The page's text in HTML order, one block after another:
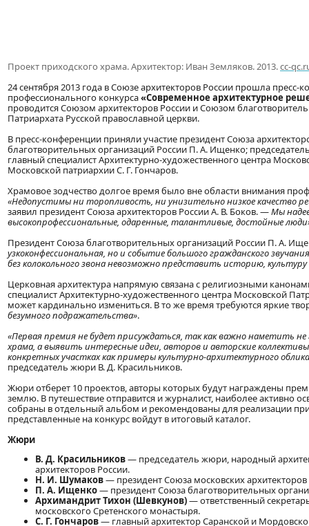
Проект приходского храма. Архитектор: Иван Земляков. 2013.cc-
24 сентября 2013 года в Союзе архитекторов России прошла
профессионального конкурса«Современное архитектурное
проводится Союзом архитекторов России и Союзом
Патриархата Русской православной церкви.
В пресс-конференции приняли участие президент Союза
благотворительных организаций России П. А. Ищенко;
главный специалист Архитектурно-художественного центра
Московской патриархии С. Г. Гончаров.
Храмовое зодчество долгое время было вне области внимания
«Недопустимы ни торопливость, ни унизительно низкое качество
заявил президент Союза архитекторов России А. В. Боков. —Мы
высокопрофессиональные, одаренные, талантливые, достойные
Президент Союза благотворительных организаций России П. А.
узкоконфессиональная, но и событие большого гражданского
без колокольного звона невозможно представить историю,
Церковная архитектура напрямую связана с религиозными
специалист Архитектурно-художественного центра Московской
может кардинально измениться. В то же время требуются яркие
безумного подражательства».
«Первая премия не будет присуждаться, так как важно наметить
храма, а выявить интересные идеи, авторов и авторские
конкретных участках как примеры культурно-архитектурного
председатель жюри В. Д. Красильников.
Жюри отберет 10 проектов, авторы которых будут награждены
землю. В путешествие отправится и журналист, наиболее активно
собраны в отдельный альбом и рекомендованы для реализации
представленные на конкурс войдут в итоговый каталог.
Жюри
В. Д. Красильников— председатель жюри, народный
архитекторов России.
Н. И. Шумаков— президент Союза московских
П. А. Ищенко— президент Союза благотворительных
Архимандрит Тихон (Шевкунов)— ответственный
московского Сретенского монастыря.
С. Г. Гончаров— главный архитектор Саранской и